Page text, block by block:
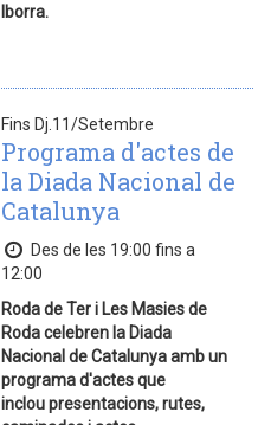
Iborra.
Fins Dj.11/Setembre
Programa d'actes de
la Diada Nacional de
Catalunya
Des de les 19:00 fins a
12:00
Roda de Ter i Les Masies de
Roda celebren la Diada
Nacional de Catalunya amb un
programa d'actes que
inclou presentacions, rutes,